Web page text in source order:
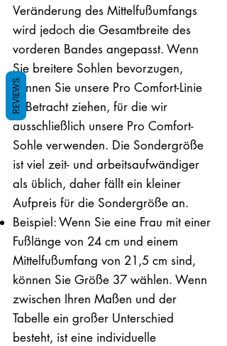
Veränderung des Mittelfußumfangs
wird jedoch die Gesamtbreite des
vorderen Bandes angepasst. Wenn
Sie breitere Sohlen bevorzugen,
können Sie unsere Pro Comfort-Linie
in Betracht ziehen, für die wir
ausschließlich unsere Pro Comfort-
Sohle verwenden. Die Sondergröße
ist viel zeit- und arbeitsaufwändiger
als üblich, daher fällt ein kleiner
Aufpreis für die Sondergröße an.
Beispiel: Wenn Sie eine Frau mit einer
Fußlänge von 24 cm und einem
Mittelfußumfang von 21,5 cm sind,
können Sie Größe 37 wählen. Wenn
zwischen Ihren Maßen und der
Tabelle ein großer Unterschied
besteht, ist eine individuelle
REVIEWS